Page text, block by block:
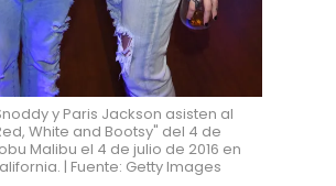
y Paris Jackson asisten al
White and Bootsy" del 4 de
Malibu el 4 de julio de 2016 en
| Fuente: Getty Images